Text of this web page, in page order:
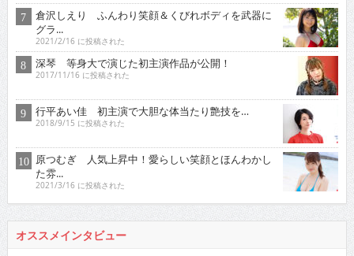
倉沢しえり ふんわり笑顔＆くびれボディを武器に
グラ...
2021/2/16 に投稿された
深琴 等身大で演じた初主演作品が公開！
2017/11/16 に投稿された
行平あい佳 初主演で大胆な体当たり艶技を…
2018/9/15 に投稿された
原つむぎ 人気上昇中！愛らしい笑顔とほんわかし
た雰...
2021/3/16 に投稿された
オススメインタビュー